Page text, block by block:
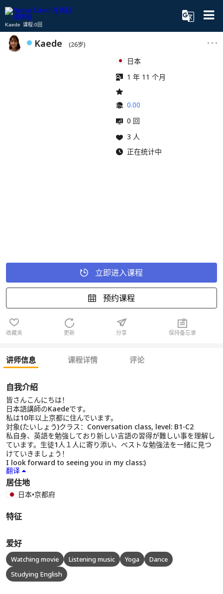
Kaede 课程:0回
Kaede (26岁)
日本
1 年 11 个月
0.00
0 回
3 人
正在统计中
立即进入课程
预约课程
收藏夹 更新 分享 保持备忘录
讲师信息 课程详情 评论
自我介绍
皆さんこんにちは！
日本語講師のKaedeです。
私は10年以上京都に住んでいます。
対象(たいしょう)クラス：Conversation class, level: B1-C2
私自身、英語を勉強しており新しい言語の習得が難しい事を理解し
ています。生徒1人１人に寄り添い、ベストな勉強法を一緒に見つ
けていきましょう！
I look forward to seeing you in my class:)
翻译
居住地
日本•京都府
特征
爱好
Watching movie Listening music Yoga
Dance
Studying English